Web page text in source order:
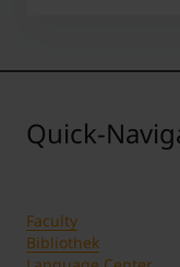
Quick-
Faculty
Bibliothek